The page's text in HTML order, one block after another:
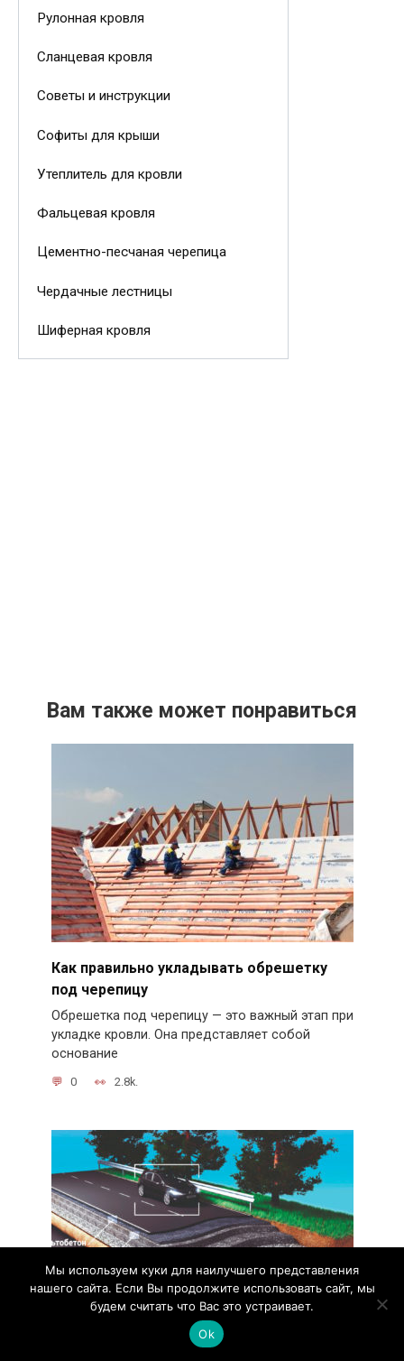
Рулонная кровля
Сланцевая кровля
Советы и инструкции
Софиты для крыши
Утеплитель для кровли
Фальцевая кровля
Цементно-песчаная черепица
Чердачные лестницы
Шиферная кровля
Вам также может понравиться
Как правильно укладывать обрешетку
под черепицу
Обрешетка под черепицу — это важный этап при
укладке кровли. Она представляет собой
основание
0 2.8k.
Мы используем куки для наилучшего представления
нашего сайта. Если Вы продолжите использовать сайт, мы
будем считать что Вас это устраивает.
Ok